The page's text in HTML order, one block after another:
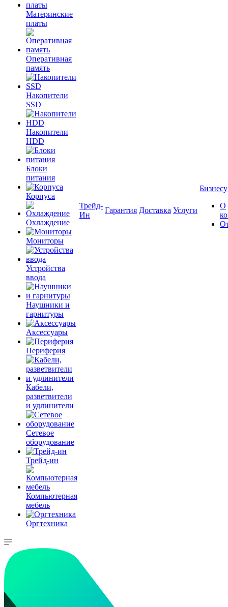
Материнские
платы
Оперативная
память
Накопители
SSD
Накопители
HDD
Блоки
питания
Корпуса
Охлаждение
Мониторы
Устройства
ввода
Наушники и
гарнитуры
Аксессуары
Периферия
Кабели,
разветвители
и удлинители
Сетевое
оборудование
Трейд-ин
Компьютерная
мебель
Оргтехника
Трейд-
Ин
Гарантия Доставка Услуги
Бизнесу
О